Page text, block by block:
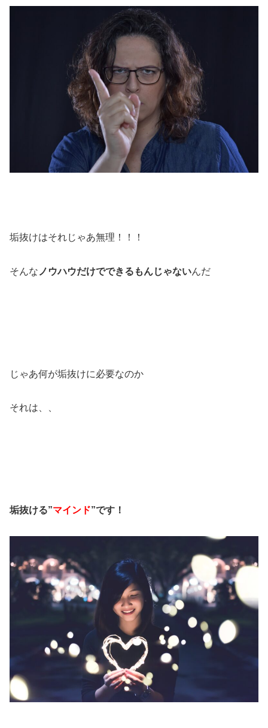
垢抜けはそれじゃあ無理！！！
そんな ノウハウだけでできるもんじゃないんだ
じゃあ何が垢抜けに必要なのか
それは、、
垢抜ける”マインド”です！